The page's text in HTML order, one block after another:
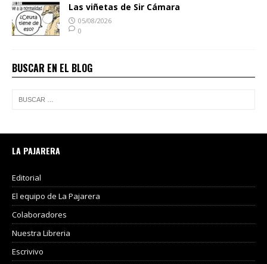
Las viñetas de Sir Cámara
05/08/2026
0
BUSCAR EN EL BLOG
LA PAJARERA
Editorial
El equipo de La Pajarera
Colaboradores
Nuestra Libreria
Escrivivo